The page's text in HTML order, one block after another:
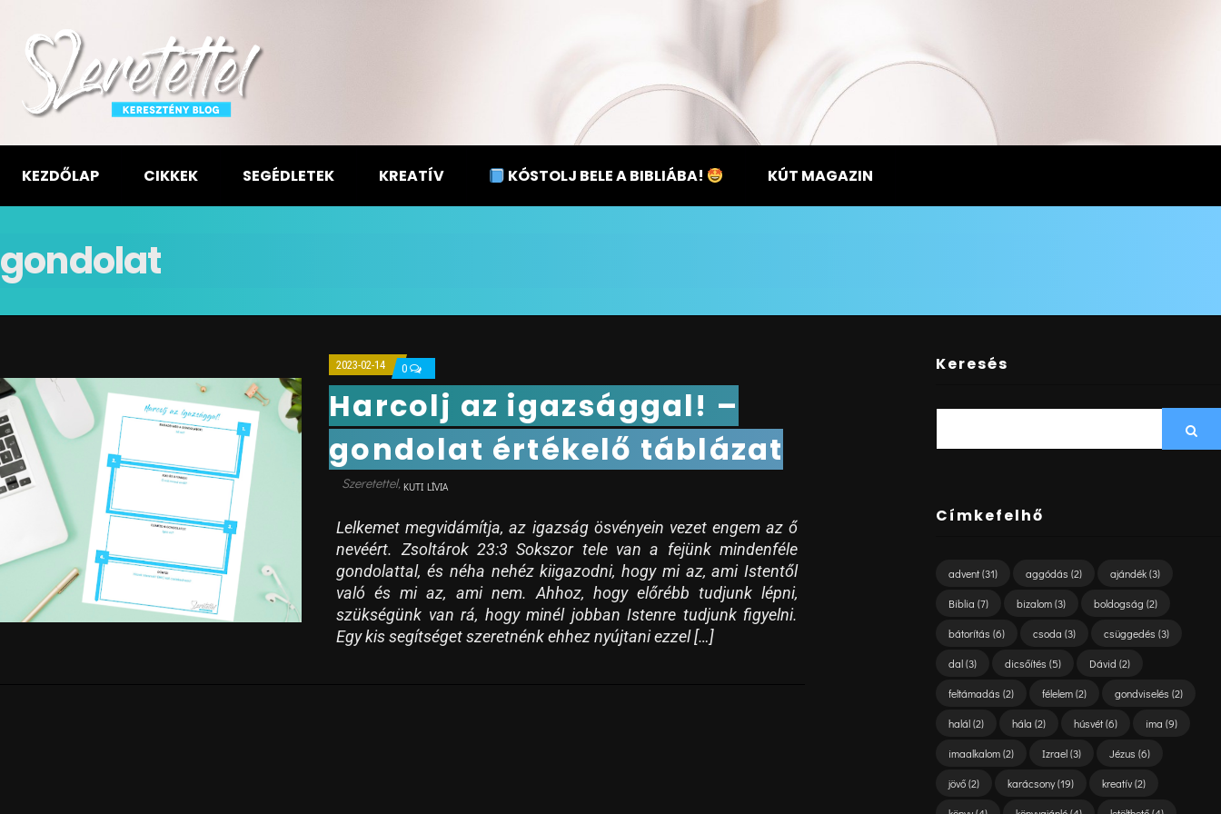
KEZDŐLAP CIKKEK SEGÉDLETEK KREATÍV KÓSTOLJ BELE A BIBLIÁBA! KÚT MAGAZIN
gondolat
2023-02-14 0
Harcolj az igazsággal! –
gondolat értékelő táblázat
KUTI LÍVIA
Lelkemet megvidámítja, az igazság ösvényein vezet engem az ő
nevéért. Zsoltárok 23:3 Sokszor tele van a fejünk mindenféle
gondolattal, és néha nehéz kiigazodni, hogy mi az, ami Istentől
való és mi az, ami nem. Ahhoz, hogy előrébb tudjunk lépni,
szükségünk van rá, hogy minél jobban Istenre tudjunk figyelni.
Egy kis segítséget szeretnénk ehhez nyújtani ezzel […]
Keresés
Címkefelhő
advent(31) aggódás (2) ajándék(3)
Biblia (7) bizalom(3) boldogság (2)
bátorítás (6) csoda (3) csüggedés (3)
dal(3) dicsőítés (5) Dávid (2)
feltámadás (2) félelem(2) gondviselés (2)
halál(2) hála (2) húsvét(6) ima (9)
imaalkalom(2) Izrael(3) Jézus (6)
jövő(2) karácsony(19) kreatív(2)